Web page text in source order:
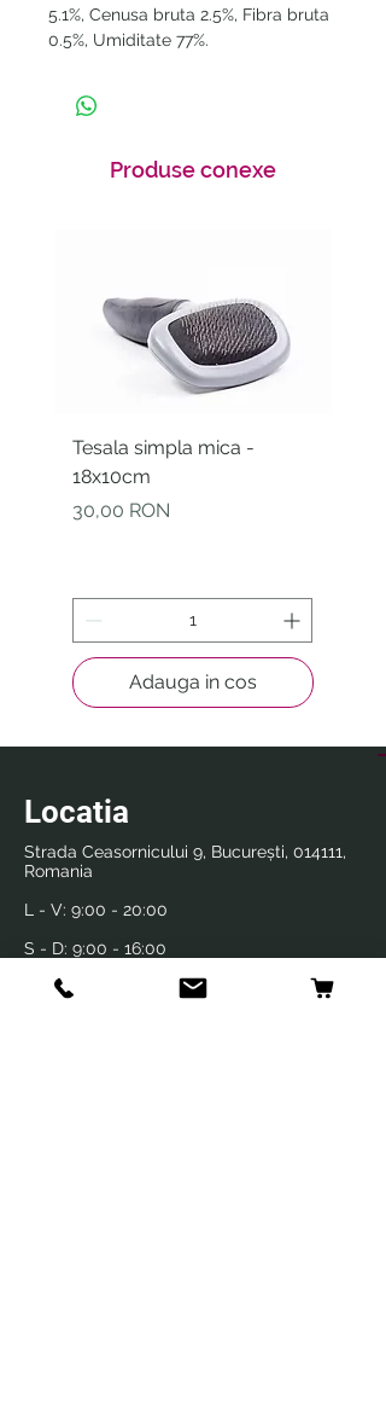
5.1%, Cenusa bruta 2.5%, Fibra bruta
0.5%, Umiditate 77%.
Produse conexe
Tesala simpla mica -
18x10cm
Preț
30,00 RON
Adauga in cos
Locatia
Strada Ceasornicului 9, București, 014111,
Romania
L - V: 9:00 - 20:00
S - D: 9:00 - 16:00